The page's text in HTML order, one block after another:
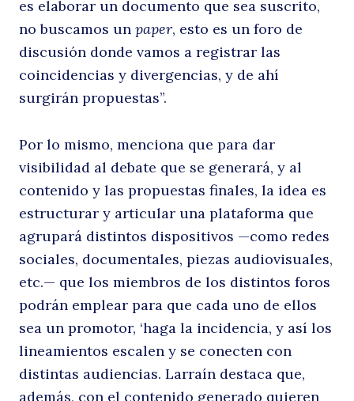
es elaborar un documento que sea suscrito,
no buscamos un paper, esto es un foro de
discusión donde vamos a registrar las
coincidencias y divergencias, y de ahí
surgirán propuestas”.
Por lo mismo, menciona que para dar
visibilidad al debate que se generará, y al
contenido y las propuestas finales, la idea es
estructurar y articular una plataforma que
agrupará distintos dispositivos —como redes
sociales, documentales, piezas audiovisuales,
etc.— que los miembros de los distintos foros
podrán emplear para que cada uno de ellos
sea un promotor, ‘haga la incidencia, y así los
lineamientos escalen y se conecten con
distintas audiencias. Larraín destaca que,
además, con el contenido generado quieren